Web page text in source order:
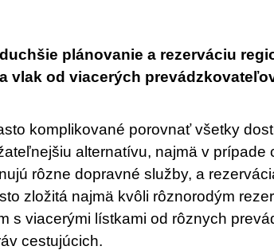
plánovanie a rezerváciu
vlak od viacerých
komplikované porovnať všetky
alternatívu, najmä v prípade
rôzne dopravné služby, a
zložitá najmä kvôli rôznorodým
s viacerými lístkami od rôznych
cestujúcich.